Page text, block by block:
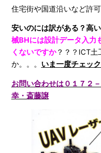
住宅街や国道沿いなど許
安いのには訳がある？高
械BHには設計データ入力
くないですか？？？ICT土
か。。。 いま一度チェッ
お問い合わせは０１７２
幸・斎藤譲